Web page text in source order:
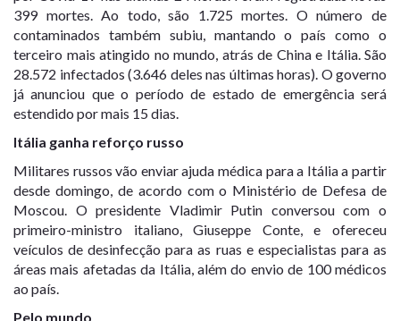
399 mortes. Ao todo, são 1.725 mortes. O número de
contaminados também subiu, mantando o país como o
terceiro mais atingido no mundo, atrás de China e Itália. São
28.572 infectados (3.646 deles nas últimas horas). O governo
já anunciou que o período de estado de emergência será
estendido por mais 15 dias.
Itália ganha reforço russo
Militares russos vão enviar ajuda médica para a Itáliaa partir
desde domingo, de acordo com o Ministério de Defesa de
Moscou. O presidente Vladimir Putin conversou com o
primeiro-ministro italiano, Giuseppe Conte, e ofereceu
veículos de desinfecção para as ruas e especialistas para as
áreas mais afetadas da Itália, além do envio de 100 médicos
ao país.
Pelo mundo